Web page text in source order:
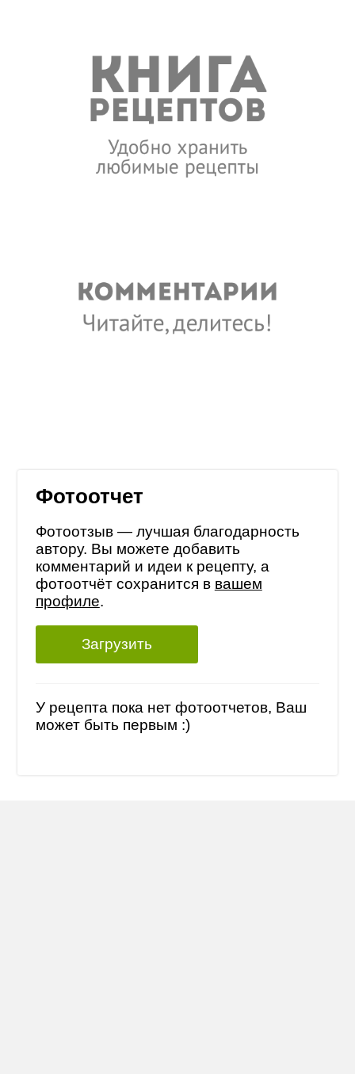
Фотоотчет
Фотоотзыв — лучшая благодарность
автору. Вы можете добавить
комментарий и идеи к рецепту, а
фотоотчёт сохранится в вашем
профиле.
Загрузить
У рецепта пока нет фотоотчетов, Ваш
может быть первым :)